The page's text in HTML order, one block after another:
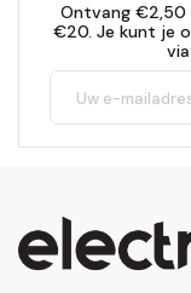
Ontvang €2,50
€20. Je kunt je